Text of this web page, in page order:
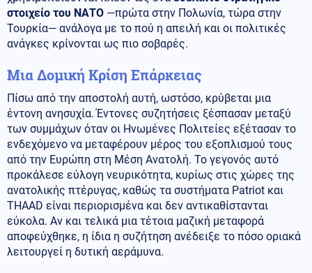
στοιχείο του ΝΑΤΟ —πρώτα στην Πολωνία, τώρα στην
Τουρκία— ανάλογα με το πού η απειλή και οι πολιτικές
ανάγκες κρίνονται ως πιο σοβαρές.
Μια Δομική Κρίση Επάρκειας
Πίσω από την αποστολή αυτή, ωστόσο, κρύβεται μια
έντονη ανησυχία. Έντονες συζητήσεις ξέσπασαν μεταξύ
των συμμάχων όταν οι Ηνωμένες Πολιτείες εξέτασαν το
ενδεχόμενο να μεταφέρουν μέρος του εξοπλισμού τους
από την Ευρώπη στη Μέση Ανατολή. Το γεγονός αυτό
προκάλεσε εύλογη νευρικότητα, κυρίως στις χώρες της
ανατολικής πτέρυγας, καθώς τα συστήματα Patriot και
THAAD είναι περιορισμένα και δεν αντικαθίστανται
εύκολα. Αν και τελικά μια τέτοια μαζική μεταφορά
αποφεύχθηκε, η ίδια η συζήτηση ανέδειξε το πόσο οριακά
λειτουργεί η δυτική αεράμυνα.